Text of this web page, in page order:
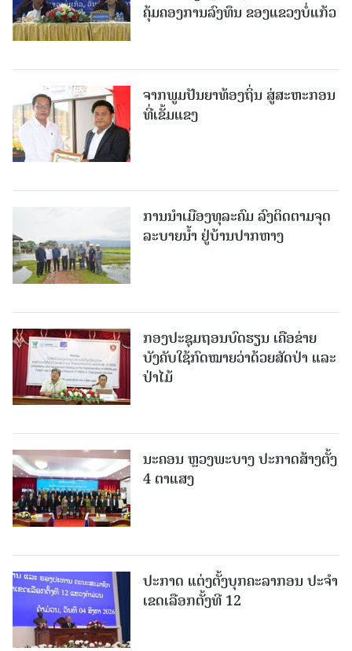
ຄຸ້ມຄອງການລົງທຶນ ຂອງແຂວງບໍ່ແກ້ວ
ຈາກພູມປັນຍາທ້ອງຖິ່ນ ສູ່ສະຫະກອນ
ທີ່ເຂັ້ມແຂງ
ການນໍາເມືອງທຸລະຄົມ ລົງຕິດຕາມຈຸດ
ລະບາຍນໍ້າ ຢູ່ບ້ານປາກຫາງ
ກອງປະຊຸມຖອນບົດຮຽນ ເຄືອຂ່າຍ
ບັງຄັບໃຊ້ກົດໝາຍວ່າດ້ວຍສັດປ່າ ແລະ
ປ່າໄມ້
ນະຄອນ ຫຼວງພະບາງ ປະ​ກາດ​ສ້າງ​ຕັ້ງ
4 ຕາແສງ
ປະກາດ ແຕ່ງຕັ້ງບຸກຄະລາກອນ ປະຈໍາ
ເຂດເລືອກຕັ້ງທີ 12